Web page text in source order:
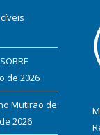
de 2026
Mutirão de
2026